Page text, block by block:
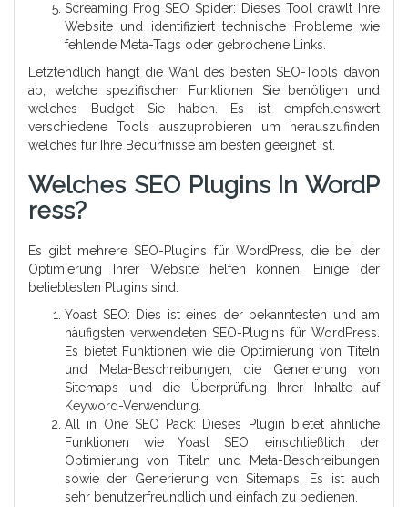
Screaming Frog SEO Spider: Dieses Tool crawlt Ihre
Website und identifiziert technische Probleme wie
fehlende Meta-Tags oder gebrochene Links.
Letztendlich hängt die Wahl des besten SEO-Tools davon
ab, welche spezifischen Funktionen Sie benötigen und
welches Budget Sie haben. Es ist empfehlenswert
verschiedene Tools auszuprobieren um herauszufinden
welches für Ihre Bedürfnisse am besten geeignet ist.
Welches SEO Plugins In WordP
Ress?
Es gibt mehrere SEO-Plugins für WordPress, die bei der
Optimierung Ihrer Website helfen können. Einige der
beliebtesten Plugins sind:
Yoast SEO: Dies ist eines der bekanntesten und am
häufigsten verwendeten SEO-Plugins für WordPress.
Es bietet Funktionen wie die Optimierung von Titeln
und Meta-Beschreibungen, die Generierung von
Sitemaps und die Überprüfung Ihrer Inhalte auf
Keyword-Verwendung.
All in One SEO Pack: Dieses Plugin bietet ähnliche
Funktionen wie Yoast SEO, einschließlich der
Optimierung von Titeln und Meta-Beschreibungen
sowie der Generierung von Sitemaps. Es ist auch
sehr benutzerfreundlich und einfach zu bedienen.